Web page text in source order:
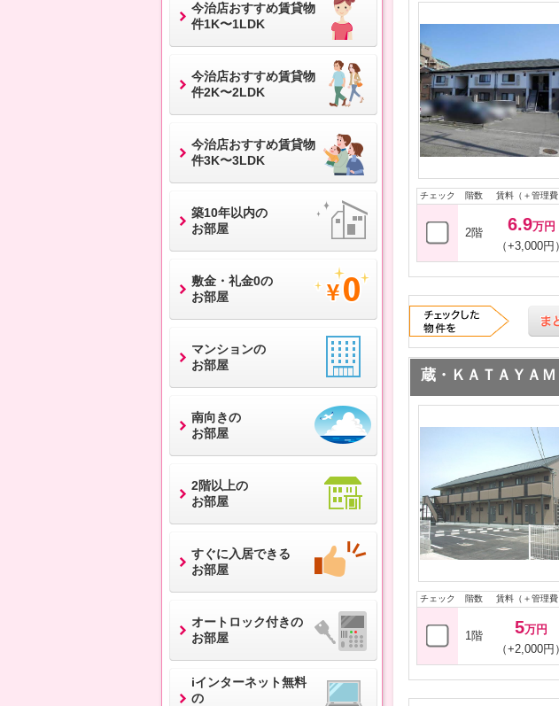
チェック 階数 賃料（＋管理費
2階 6.9万円
（+3,000円）
蔵・ＫＡＴＡＹＡ
チェック 階数 賃料（＋管理費
1階 5万円
（+2,000円）
今治店おすすめ賃貸物
件1K〜1LDK
今治店おすすめ賃貸物
件2K〜2LDK
今治店おすすめ賃貸物
件3K〜3LDK
築10年以内の
お部屋
敷金・礼金0の
お部屋
マンションの
お部屋
南向きの
お部屋
2階以上の
お部屋
すぐに入居できる
お部屋
オートロック付きの
お部屋
iインターネット無料
の